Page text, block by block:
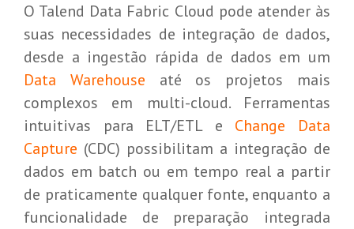
O Talend Data Fabric Cloud pode atender às
suas necessidades de integração de dados,
desde a ingestão rápida de dados em um
Data Warehouse até os projetos mais
complexos em multi-cloud. Ferramentas
intuitivas para ELT/ETL e Change Data
Capture (CDC) possibilitam a integração de
dados em batch ou em tempo real a partir
de praticamente qualquer fonte, enquanto a
funcionalidade de preparação integrada